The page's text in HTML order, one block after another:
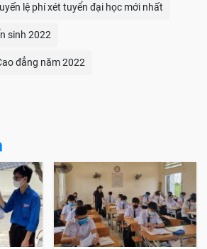
lệ phí xét tuyển đại học mới nhất
sinh 2022
đẳng năm 2022